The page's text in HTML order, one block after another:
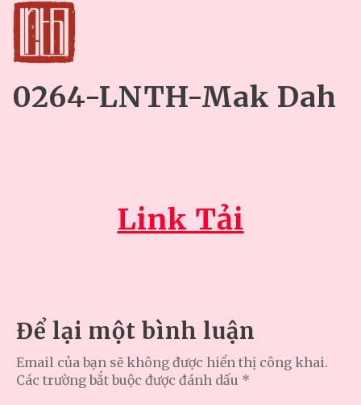
0264-LNTH-Mak Dah
Link Tải
Để lại một bình luận
Email của bạn sẽ không được hiển thị công khai.
Các trường bắt buộc được đánh dấu *